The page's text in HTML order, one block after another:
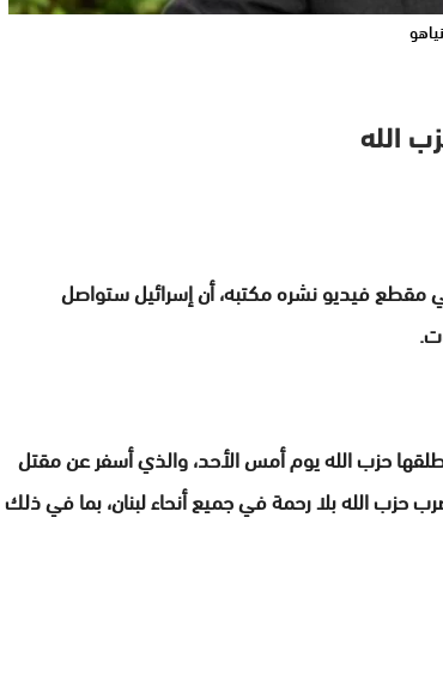
الله
في مقطع فيديو نشره مكتبه، أن إسرائيل ستواصل
حزب الله يوم أمس الأحد، والذي أسفر عن مقتل
حزب الله بلا رحمة في جميع أنحاء لبنان، بما في ذلك